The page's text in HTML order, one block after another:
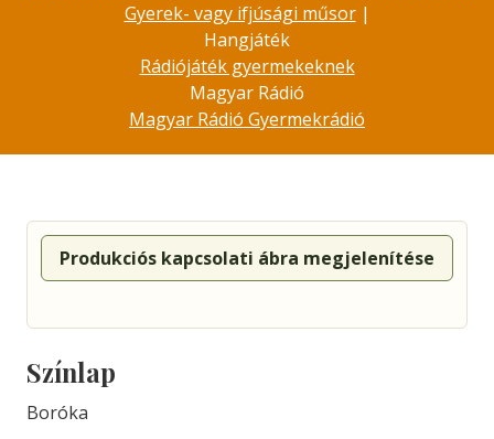
Gyerek- vagy ifjúsági műsor|
Hangjáték
Rádiójáték gyermekeknek
Magyar Rádió
Magyar Rádió Gyermekrádió
Produkciós kapcsolati ábra megjelenítése
Színlap
Boróka